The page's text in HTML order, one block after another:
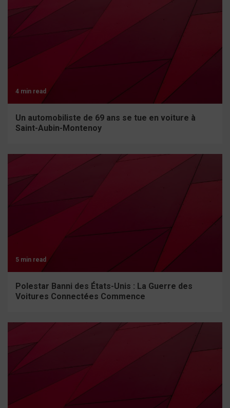
4 min read
Un automobiliste de 69 ans se tue en voiture à
Saint-Aubin-Montenoy
5 min read
Polestar Banni des États-Unis : La Guerre des
Voitures Connectées Commence